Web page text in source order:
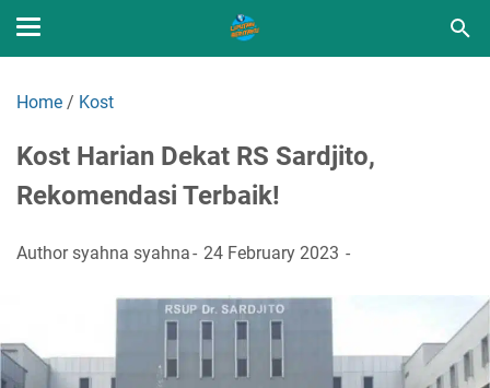
Home / Kost
Kost Harian Dekat RS Sardjito,
Rekomendasi Terbaik!
Authorsyahna syahna 24 February 2023